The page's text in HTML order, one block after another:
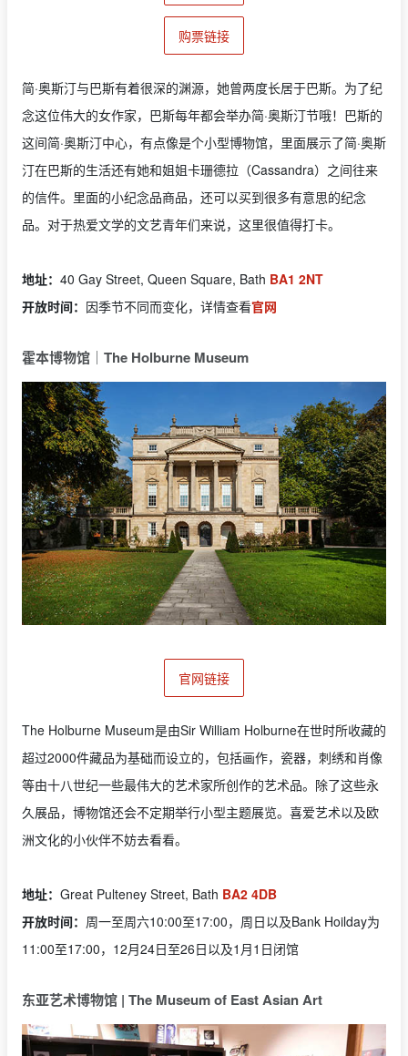
购票链接
简·奥斯汀与巴斯有着很深的渊源，她曾两度长居于巴斯。为了纪
念这位伟大的女作家，巴斯每年都会举办简·奥斯汀节哦！巴斯的
这间简·奥斯汀中心，有点像是个小型博物馆，里面展示了简·奥斯
汀在巴斯的生活还有她和姐姐卡珊德拉（Cassandra）之间往来
的信件。里面的小纪念品商品，还可以买到很多有意思的纪念
品。对于热爱文学的文艺青年们来说，这里很值得打卡。
地址： 40 Gay Street, Queen Square, Bath BA1 2NT
开放时间： 因季节不同而变化，详情查看官网
霍本博物馆｜The Holburne Museum
官网链接
The Holburne Museum是由Sir William Holburne在世时所收藏的
超过2000件藏品为基础而设立的，包括画作，瓷器，刺绣和肖像
等由十八世纪一些最伟大的艺术家所创作的艺术品。除了这些永
久展品，博物馆还会不定期举行小型主题展览。喜爱艺术以及欧
洲文化的小伙伴不妨去看看。
地址： Great Pulteney Street, Bath BA2 4DB
开放时间： 周一至周六10:00至17:00，周日以及Bank Hoilday为
11:00至17:00，12月24日至26日以及1月1日闭馆
东亚艺术博物馆 | The Museum of East Asian Art